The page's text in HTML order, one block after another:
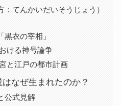
：てんかいだいそうじょう）
衣の宰相」
ける神号論争
と江戸の都市計画
なぜ生まれたのか？
公式見解